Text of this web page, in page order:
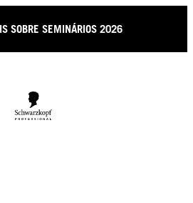
SOBRE SEMINÁRIOS 2026